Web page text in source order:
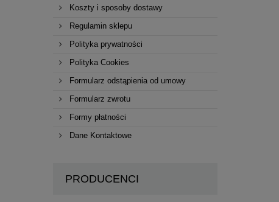
Zasłonki / roletki / osłony
przeciwsłoneczne dedykowane do Skoda
Koszty i sposoby dostawy
Regulamin sklepu
Polityka prywatności
Polityka Cookies
Formularz odstąpienia od umowy
Formularz zwrotu
Formy płatności
Dane Kontaktowe
PRODUCENCI